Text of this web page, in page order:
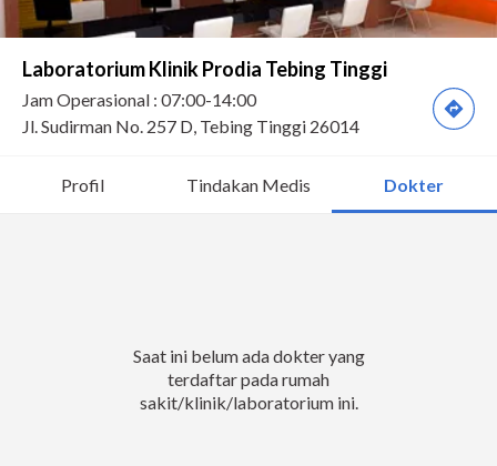
Profil Tindakan Medis Dokter
Saat ini belum ada dokter yang
terdaftar pada rumah
sakit/klinik/laboratorium ini.